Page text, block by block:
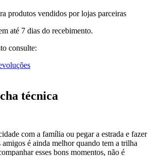
produtos vendidos por lojas parceiras
até 7 dias do recebimento.
consulte:
técnica
com a família ou pegar a estrada e fazer
é ainda melhor quando tem a trilha
esses bons momentos, não é